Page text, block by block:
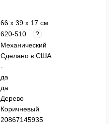
66 x 39 x 17 см
620-510
?
Механический
Сделано в США
-
да
да
Дерево
Коричневый
20867145935